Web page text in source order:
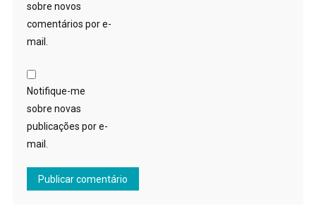
sobre novos
comentários por e-
mail.
Notifique-me
sobre novas
publicações por e-
mail.